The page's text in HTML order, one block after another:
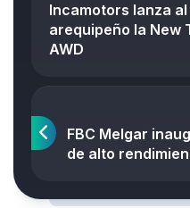
Incamotors lanza
arequipeño la New
AWD
FBC Melgar
de alto